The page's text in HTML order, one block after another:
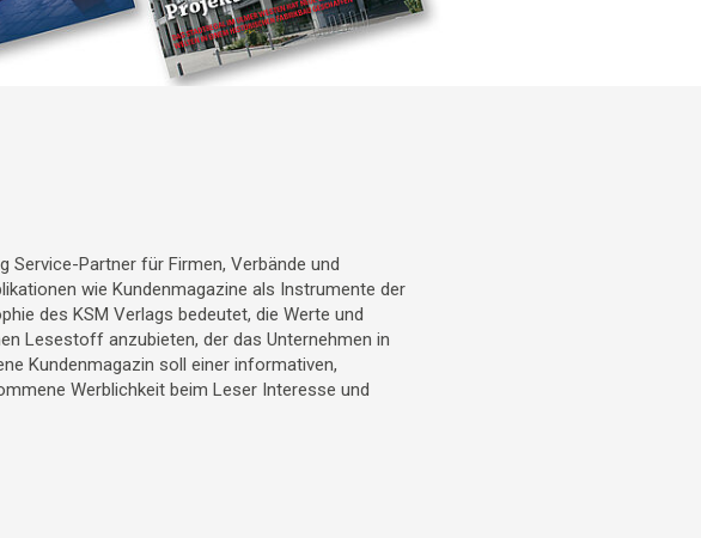
Service-Partner für Firmen, Verbände und
wie Kundenmagazine als Instrumente der
des KSM Verlags bedeutet, die Werte und
Lesestoff anzubieten, der das Unternehmen in
Kundenmagazin soll einer informativen,
Werblichkeit beim Leser Interesse und